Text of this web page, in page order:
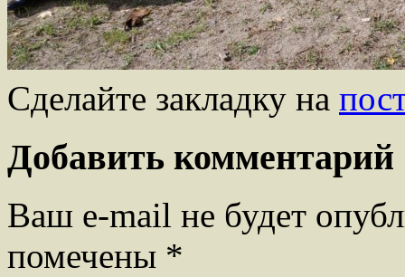
Сделайте закладку на
Добавить комментарий
Ваш e-mail не будет
помечены *